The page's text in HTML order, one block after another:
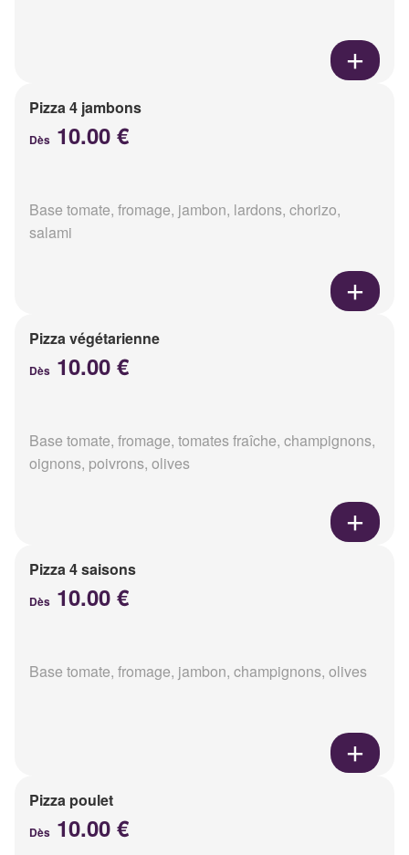
Pizza 4 jambons
Dès 10.00 €
Base tomate, fromage, jambon, lardons, chorizo,
salami
Pizza végétarienne
Dès 10.00 €
Base tomate, fromage, tomates fraîche, champignons,
oignons, poivrons, olives
Pizza 4 saisons
Dès 10.00 €
Base tomate, fromage, jambon, champignons, olives
Pizza poulet
Dès 10.00 €